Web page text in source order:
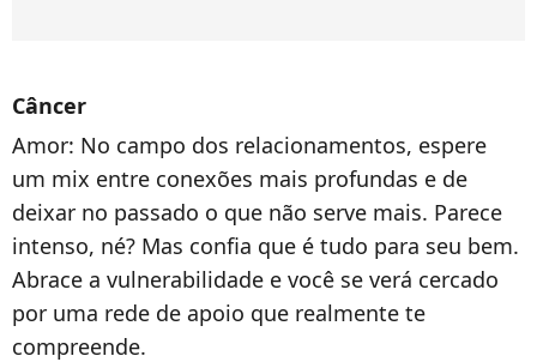
Câncer
Amor: No campo dos relacionamentos, espere
um mix entre conexões mais profundas e de
deixar no passado o que não serve mais. Parece
intenso, né? Mas confia que é tudo para seu bem.
Abrace a vulnerabilidade e você se verá cercado
por uma rede de apoio que realmente te
compreende.